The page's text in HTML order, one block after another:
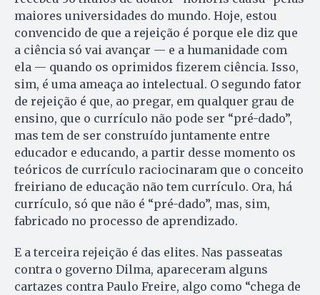
maiores universidades do mundo. Hoje, estou
convencido de que a rejeição é porque ele diz que
a ciência só vai avançar — e a humanidade com
ela — quando os oprimidos fizerem ciência. Isso,
sim, é uma ameaça ao intelectual. O segundo fator
de rejeição é que, ao pregar, em qualquer grau de
ensino, que o currículo não pode ser “pré-dado”,
mas tem de ser construído juntamente entre
educador e educando, a partir desse momento os
teóricos de currículo raciocinaram que o conceito
freiriano de educação não tem currículo. Ora, há
currículo, só que não é “pré-dado”, mas, sim,
fabricado no processo de aprendizado.
E a terceira rejeição é das elites. Nas passeatas
contra o governo Dilma, apareceram alguns
cartazes contra Paulo Freire, algo como “chega de